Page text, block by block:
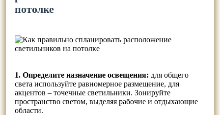
потолке
1. Определите назначение освещения: для общего
света используйте равномерное размещение, для
акцентов – точечные светильники. Зонируйте
пространство светом, выделяя рабочие и отдыхающие
области.